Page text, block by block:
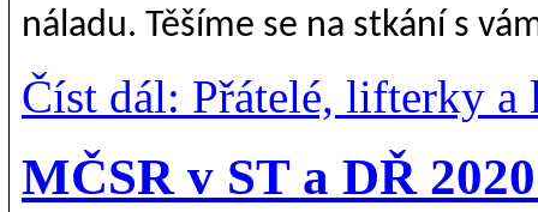
náladu. Těšíme se na stkání s
Číst dál: Přátelé, lifterky
MČSR v ST a DŘ